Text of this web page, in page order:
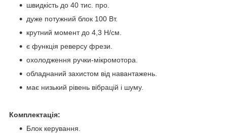
швидкість до 40 тис. про.
дуже потужний блок 100 Вт.
крутний момент до 4,3 Н/см.
є функція реверсу фрези.
охолодження ручки-мікромотора.
обладнаний захистом від навантажень.
має низький рівень вібрацій і шуму.
Комплектація:
Блок керування.